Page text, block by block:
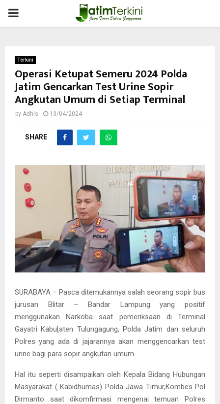
PRIMARY
Terkini
Operasi Ketupat Semeru 2024 Polda
Jatim Gencarkan Test Urine Sopir
Angkutan Umum di Setiap Terminal
by Adhis 13/04/2024
SHARE
SURABAYA – Pasca ditemukannya salah seorang sopir bus
jurusan Blitar – Bandar Lampung yang positif
menggunakan Narkoba saat pemeriksaan di Terminal
Gayatri Kabu[aten Tulungagung, Polda Jatim dan seluruh
Polres yang ada di jajarannya akan menggencarkan test
urine bagi para sopir angkutan umum.
Hal itu seperti disampaikan oleh Kepala Bidang Hubungan
Masyarakat ( Kabidhumas) Polda Jawa Timur,Kombes Pol
Dirmanto saat dikomfirmasi mengenai temuan Polres